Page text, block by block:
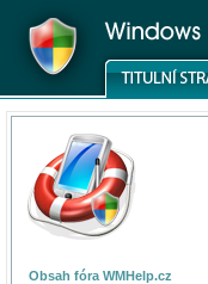
Obsah fóra WMHelp.cz